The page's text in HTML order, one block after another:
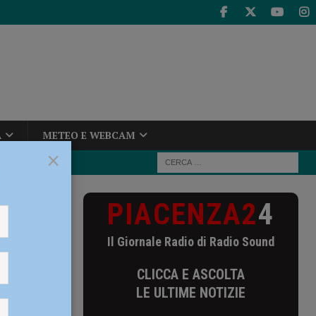
METEO E WEBCAM
civile PIACENZA24
Il Giornale Radio di Radio Sound
CLICCA E ASCOLTA
LE ULTIME NOTIZIE
×